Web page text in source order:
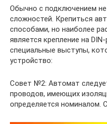
Обычно с подключением не
сложностей. Крепиться
способами, но наиболее
является крепление на
специальные выступы,
устройство:
Совет №2: Автомат
проводов, имеющих
определяется номиналом.